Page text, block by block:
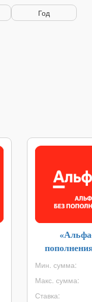
Год
Мин. сумма:
Макс. сумма:
Ставка: